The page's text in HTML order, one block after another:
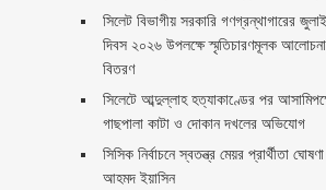
সিলেট বিভাগীয় সরকারি গণগ্রন্থাগারের
দিবস ২০২৬ উপলক্ষে স্মৃতিচারণমূলক
বিতরণ ‎ ‎
সিলেটে আব্দুল্লাহ হত্যাকাণ্ডের পর
গাছপালা কাটা ও দোকান দখলের অভিযোগ
সিসিক নির্বাচনে স্বতন্ত্র মেয়র প্রার্থীতা
আহমদ ইয়াসিন